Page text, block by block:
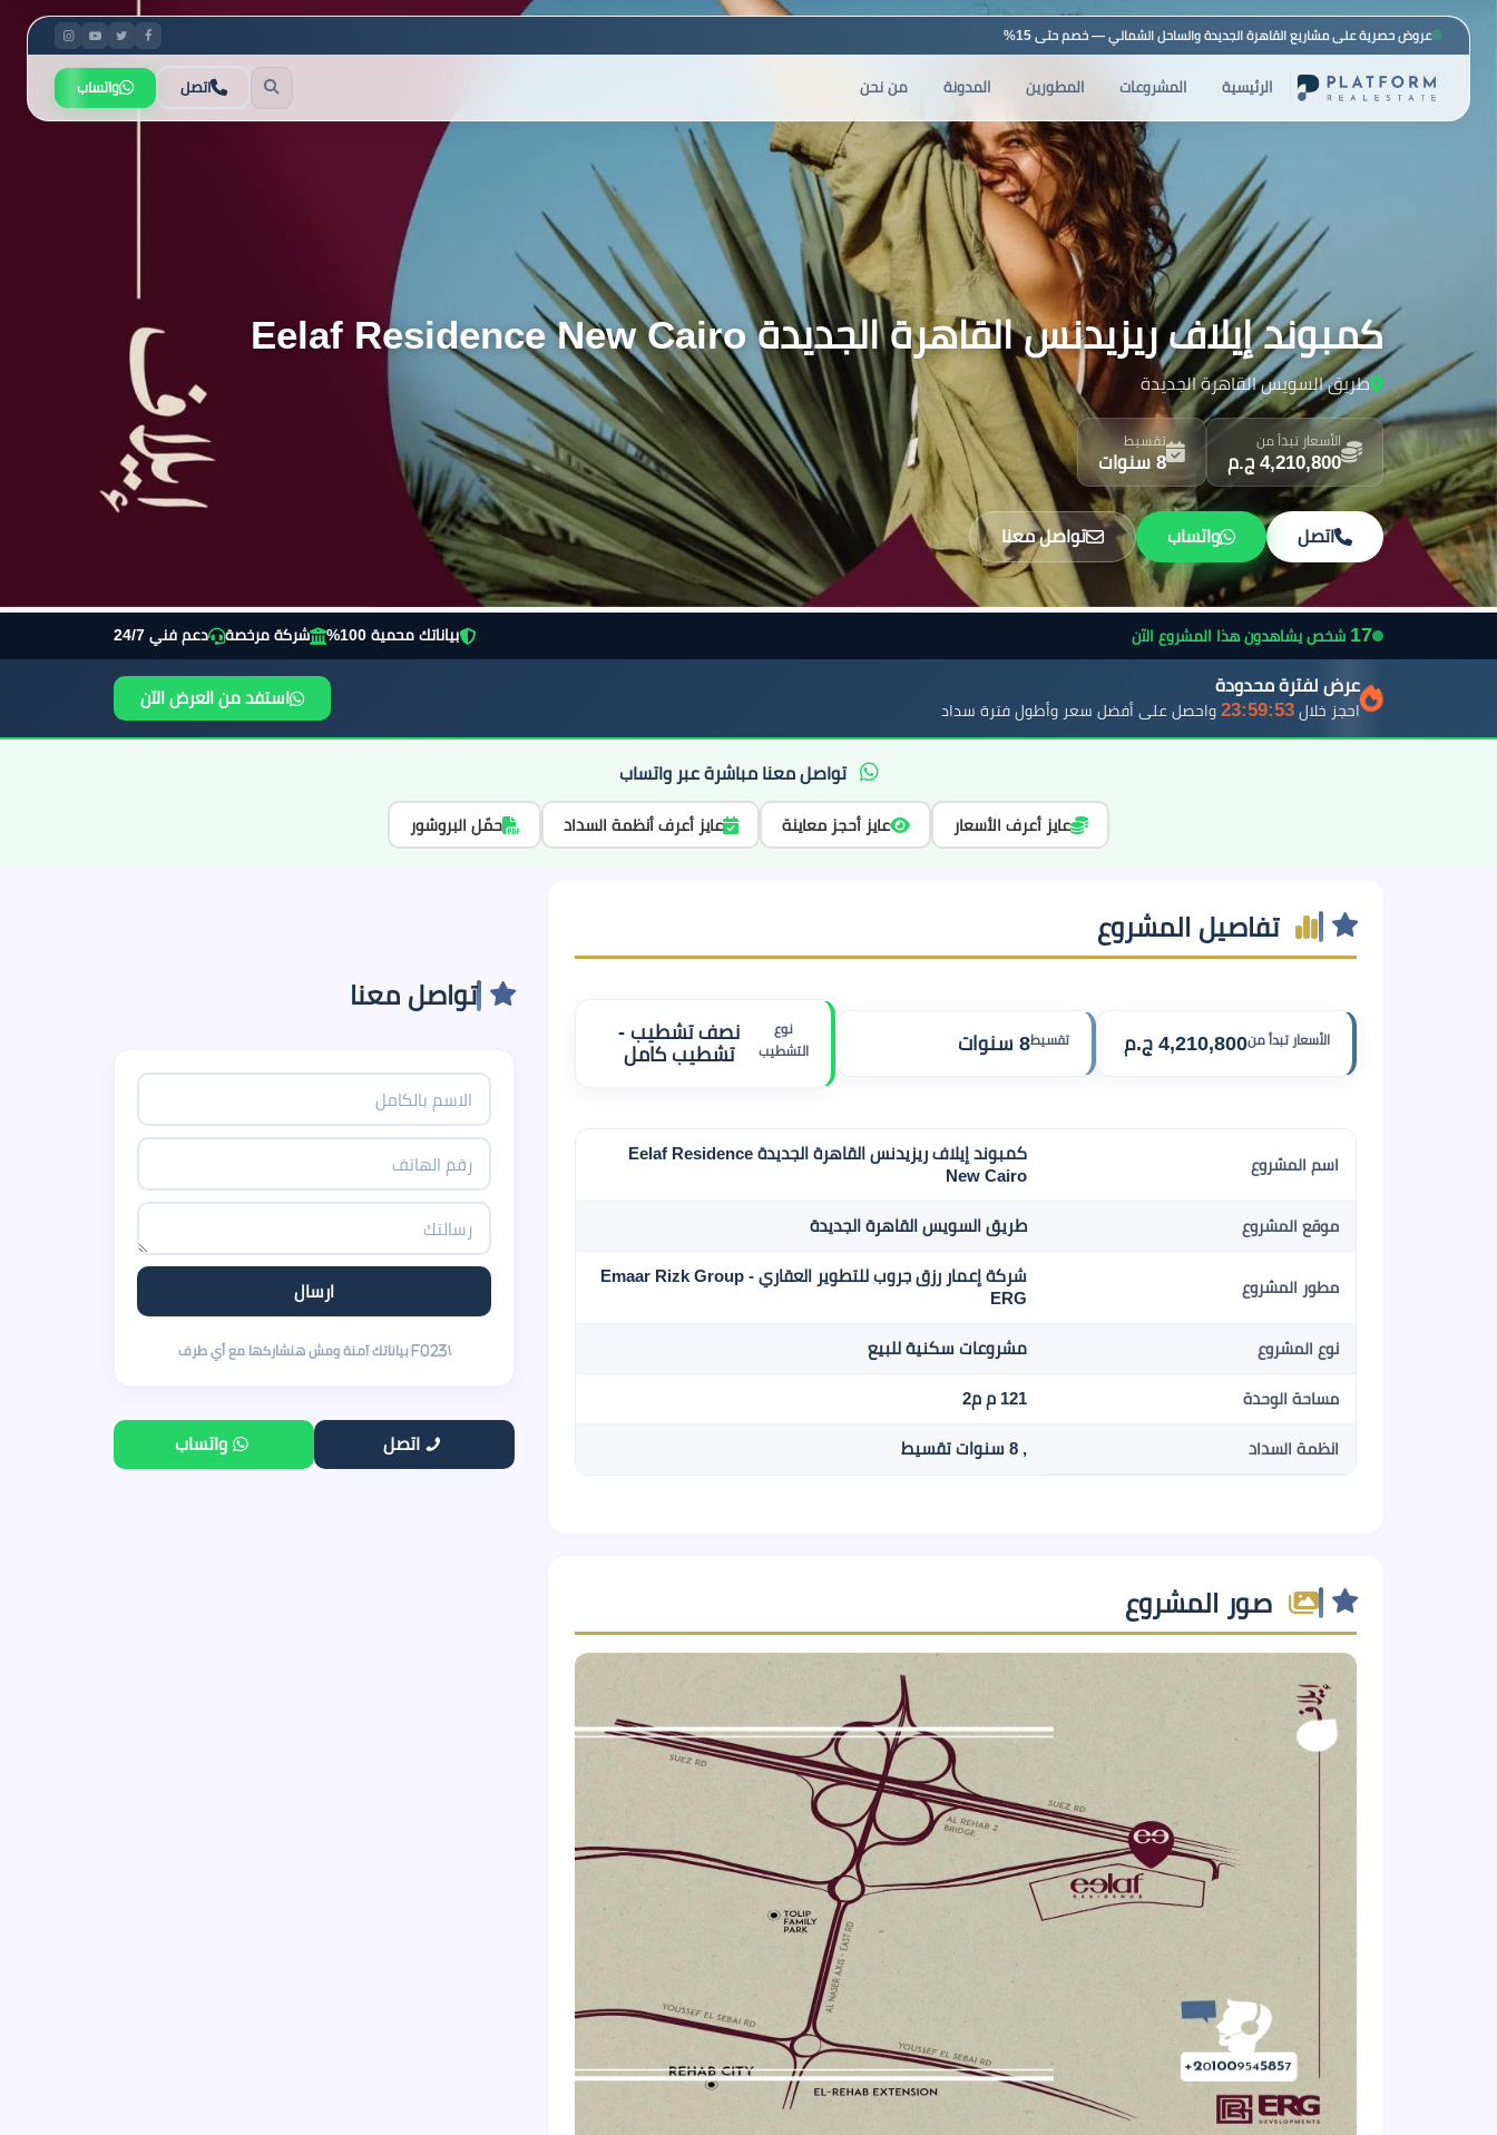
عروض حصرية على مشاريع القاهرة الجديدة والساحل الشمالي — خصم حتى 15%
الرئيسية المشروعات المطورين المدونة من نحن اتصل واتساب
كمبوند إيلاف ريزيدنس القاهرة الجديدة Eelaf Residence New Cairo
طريق السويس القاهرة الجديدة
الأسعار تبدأ من
4,210,800 ج.م
تقسيط
8 سنوات
اتصل واتساب تواصل معنا
16 شخص يشاهدون هذا المشروع الآن بياناتك محمية 100% شركة مرخصة دعم فني 24/7
عرض لفترة محدودة
احجز خلال 23:59:51 واحصل على أفضل سعر وأطول فترة سداد
استفد من العرض الآن
تواصل معنا مباشرة عبر واتساب
عايز أعرف الأسعار عايز أحجز معاينة عايز أعرف أنظمة السداد حمّل البروشور
تفاصيل المشروع
الأسعار تبدأ من4,210,800 ج.م تقسيط8 سنوات
نوع
التشطيب
نصف تشطيب -
تشطيب كامل
اسم المشروع
كمبوند إيلاف ريزيدنس القاهرة الجديدة Eelaf Residence
New Cairo
موقع المشروع طريق السويس القاهرة الجديدة
مطور المشروع
شركة إعمار رزق جروب للتطوير العقاري - Emaar Rizk Group
ERG
نوع المشروع مشروعات سكنية للبيع
مساحة الوحدة 121 م م2
انظمة السداد , 8 سنوات تقسيط
صور المشروع
تواصل معنا
اتصل واتساب